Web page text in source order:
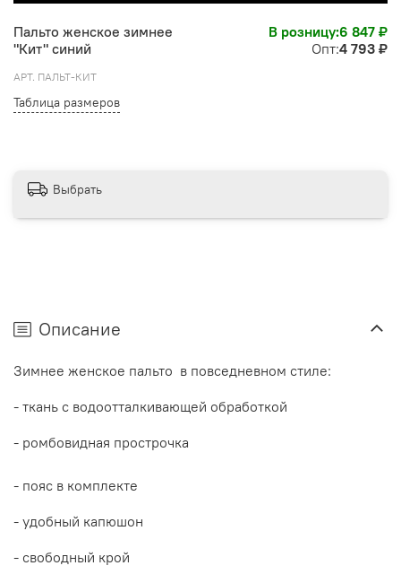
Пальто женское зимнее
"Кит" синий
В розницу:6 847 ₽
Опт:4 793 ₽
АРТ. ПАЛЬТ-КИТ
Таблица размеров
Выбрать
Описание
Зимнее женское пальто в повседневном стиле:
- ткань с водоотталкивающей обработкой
- ромбовидная прострочка
- пояс в комплекте
- удобный капюшон
- свободный крой